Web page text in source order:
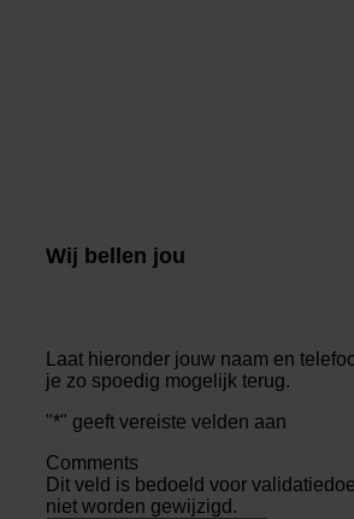
Wij bellen jou
Laat hieronder jouw naam en
je zo spoedig mogelijk terug.
"*" geeft vereiste velden aan
Comments
Dit veld is bedoeld voor
niet worden gewijzigd.